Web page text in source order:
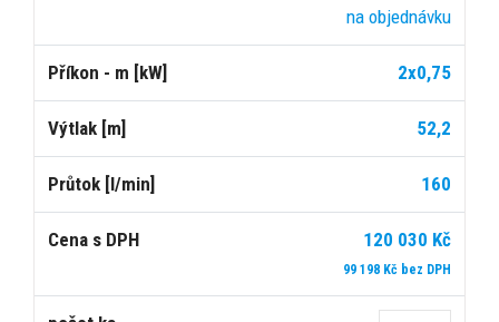
na objednávku
2x0,75
52,2
160
120 030 Kč
99 198 Kč bez DPH